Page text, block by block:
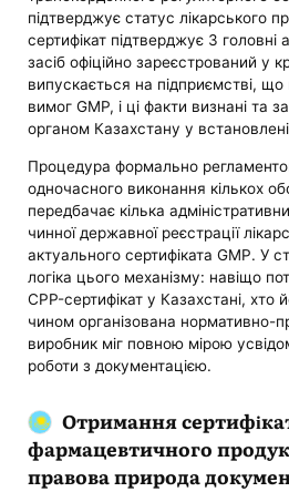
підтверджує статус лікарського
сертифікат підтверджує 3 головні
засіб офіційно зареєстрований у
випускається на підприємстві,
вимог GMP, і ці факти визнані та
органом Казахстану у
Процедура формально
одночасного виконання кількох
передбачає кілька
чинної державної реєстрації
актуального сертифіката GMP. У
логіка цього механізму: навіщо
CPP-сертифікат у Казахстані, хто
чином організована нормативно-
виробник міг повною мірою
роботи з документацією.
Отримання
фармацевтичного
правова природа